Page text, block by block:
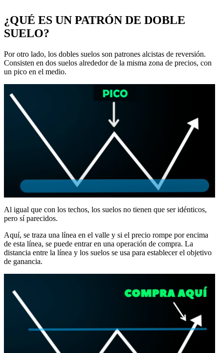
¿QUÉ ES UN PATRÓN DE DOBLE
SUELO?
Por otro lado, los dobles suelos son patrones alcistas de reversión.
Consisten en dos suelos alrededor de la misma zona de precios, con
un pico en el medio.
Al igual que con los techos, los suelos no tienen que ser idénticos,
pero sí parecidos.
Aquí, se traza una línea en el valle y si el precio rompe por encima
de esta línea, se puede entrar en una operación de compra. La
distancia entre la línea y los suelos se usa para establecer el objetivo
de ganancia.